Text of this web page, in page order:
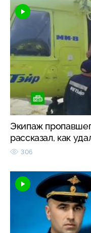
Экипаж
рассказал, как
306